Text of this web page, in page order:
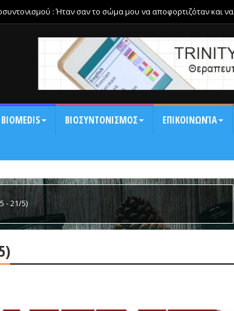
: Ήταν σαν το σώμα μου να αποφορτιζόταν και να
ΒΙΟΣΥΝΤΟΝΙΣΜΟΣ ΕΠΙΚΟΙΝΩΝΊΑ
- 21/5)